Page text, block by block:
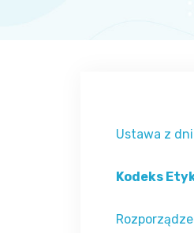
Ustawa z
Kodeks